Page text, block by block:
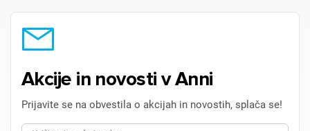
Akcije in novosti v Anni
Prijavite se na obvestila o akcijah in novostih, splača se!